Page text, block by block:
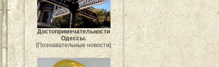
Достопримечательности
Одессы.
[Познавательные новости]